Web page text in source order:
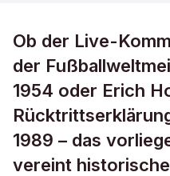
Ob der Live-
der
1954 oder Erich
1989 – das
vereint